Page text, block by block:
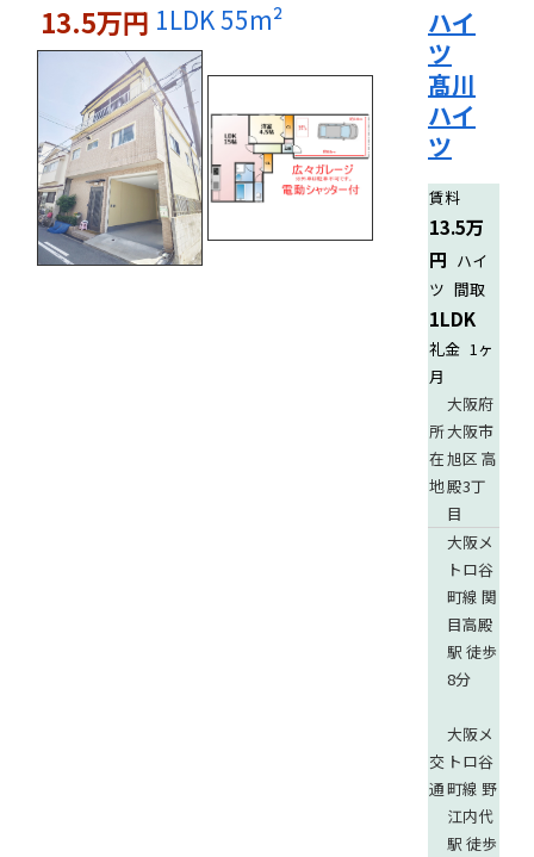
13.5万円 1LDK55m²
ハイ
ツ
髙川
ハイ
ツ
賃料
13.5万
円 ハイ
ツ 間取
1LDK
礼金 1ヶ
月
所
在
地
大阪府
大阪市
旭区 高
殿3丁
目
交
通
大阪メ
トロ谷
町線 関
目高殿
駅 徒歩
8分
大阪メ
トロ谷
町線 野
江内代
駅 徒歩